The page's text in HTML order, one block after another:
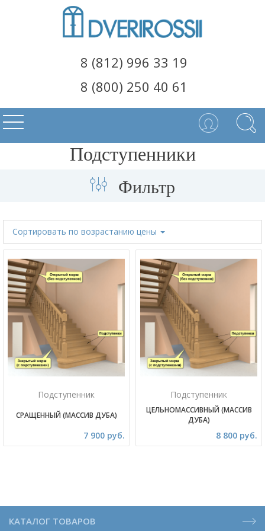
8 (812) 996 33 19
8 (800) 250 40 61
Подступенники
Фильтр
Сортировать по возрастанию цены
Подступенник
СРАЩЕННЫЙ (МАССИВ ДУБА)
7 900 руб.
Подступенник
ЦЕЛЬНОМАССИВНЫЙ (МАССИВ
ДУБА)
8 800 руб.
КАТАЛОГ ТОВАРОВ